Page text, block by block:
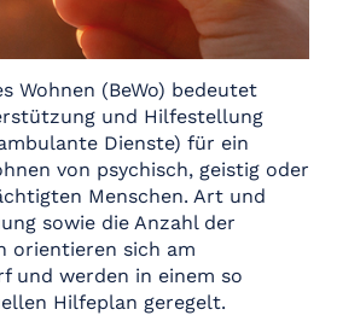
Wohnen (BeWo) bedeutet
und Hilfestellung
Dienste) für ein
von psychisch, geistig oder
Menschen. Art und
sowie die Anzahl der
orientieren sich am
und werden in einem so
Hilfeplan geregelt.